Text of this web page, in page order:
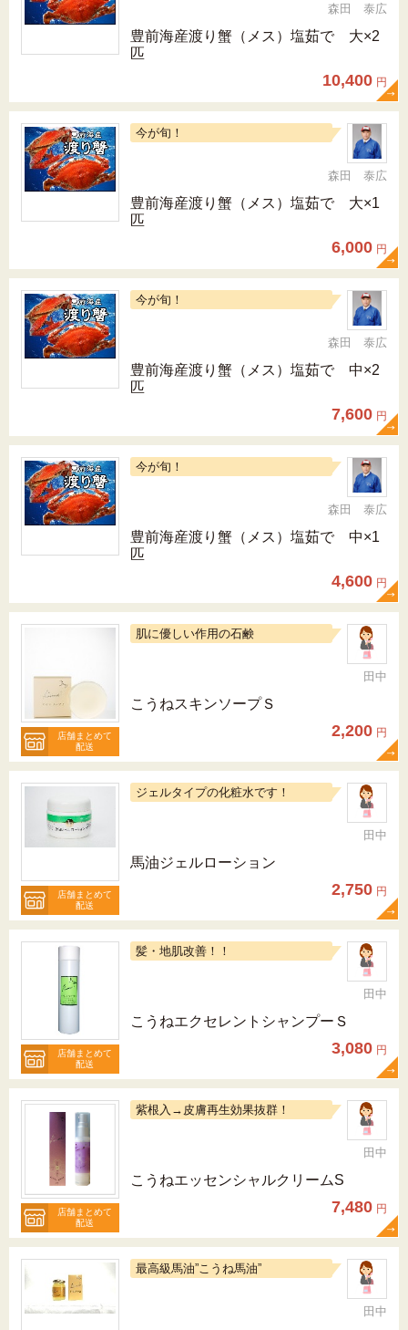
森田 泰広
豊前海産渡り蟹（メス）塩茹で 大×2
匹
10,400 円
今が旬！
森田 泰広
豊前海産渡り蟹（メス）塩茹で 大×1
匹
6,000 円
今が旬！
森田 泰広
豊前海産渡り蟹（メス）塩茹で 中×2
匹
7,600 円
今が旬！
森田 泰広
豊前海産渡り蟹（メス）塩茹で 中×1
匹
4,600 円
店舗まとめて
配送
肌に優しい作用の石鹸
田中
こうねスキンソープＳ
2,200 円
店舗まとめて
配送
ジェルタイプの化粧水です！
田中
馬油ジェルローション
2,750 円
店舗まとめて
配送
髪・地肌改善！！
田中
こうねエクセレントシャンプーＳ
3,080 円
店舗まとめて
配送
紫根入→皮膚再生効果抜群！
田中
こうねエッセンシャルクリームS
7,480 円
最高級馬油”こうね馬油”
田中